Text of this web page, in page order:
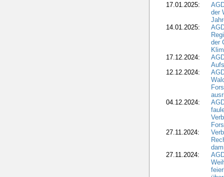
17.01.2025:
der
14.01.2025:
der
17.12.2024:
12.12.2024:
04.12.2024:
27.11.2024:
27.11.2024: